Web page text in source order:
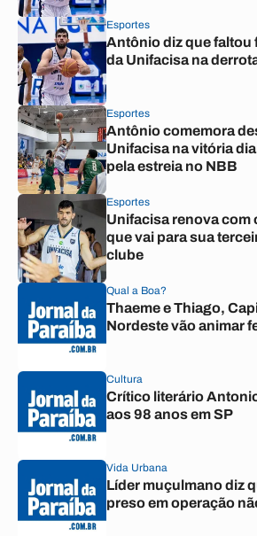
Esportes
Antônio diz que faltou
da Unifacisa na
Esportes
Antônio comemora
Unifacisa na vitória
pela estreia no NBB
Esportes
Unifacisa renova com
que vai para sua
clube
Qual a Boa?
Thaeme e Thiago,
Nordeste vão animar
Cultura
Crítico literário
aos 98 anos em SP
Vida Urbana
Líder muçulmano diz
preso em operação